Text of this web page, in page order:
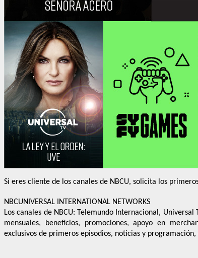
Si eres cliente de los canales de NBCU, solicita los
NBCUNIVERSAL INTERNATIONAL NETWORKS
Los canales de NBCU: Telemundo Internacional, Universal
mensuales, beneficios, promociones, apoyo en
exclusivos de primeros episodios, noticias y